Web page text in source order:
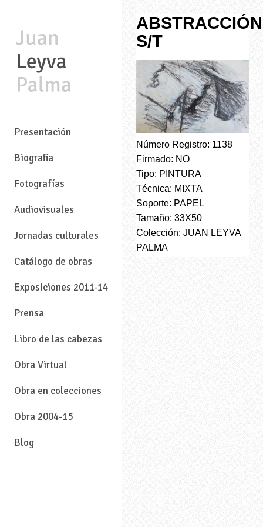
Presentación
Biografia
Fotografías
Audiovisuales
Jornadas culturales
Catálogo de obras
Exposiciones 2011-14
Prensa
Libro de las cabezas
Obra Virtual
Obra en colecciones
Obra 2004-15
Blog
ABSTRACCIÓN
S/T
Número Registro: 1138
Firmado: NO
Tipo: PINTURA
Técnica: MIXTA
Soporte: PAPEL
Tamaño: 33X50
Colección: JUAN LEYVA
PALMA